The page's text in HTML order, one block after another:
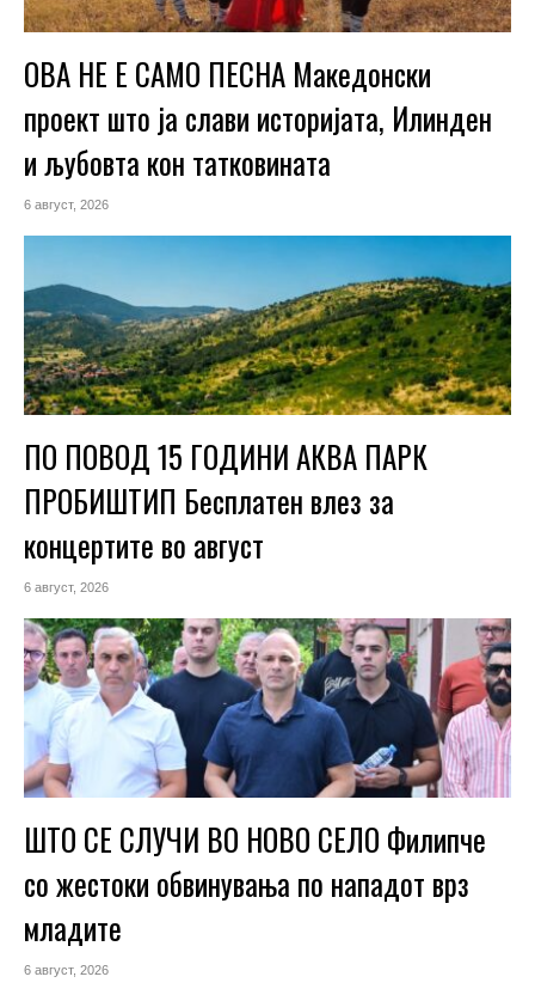
ОВА НЕ Е САМО ПЕСНА Македонски
проект што ја слави историјата, Илинден
и љубовта кон татковината
6 август, 2026
ПО ПОВОД 15 ГОДИНИ АКВА ПАРК
ПРОБИШТИП Бесплатен влез за
концертите во август
6 август, 2026
ШТО СЕ СЛУЧИ ВО НОВО СЕЛО Филипче
со жестоки обвинувања по нападот врз
младите
6 август, 2026